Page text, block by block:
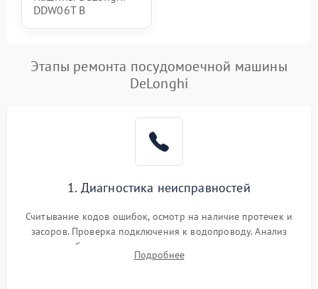
DDW06T B
Этапы ремонта посудомоечной машины
DeLonghi
1. Диагностика неисправностей
Считывание кодов ошибок, осмотр на наличие протечек и
засоров. Проверка подключения к водопроводу. Анализ
жалоб на отсутствие слива, нагрева, вращения
разбрызгивателей или срабатывание системы защиты
Подробнее